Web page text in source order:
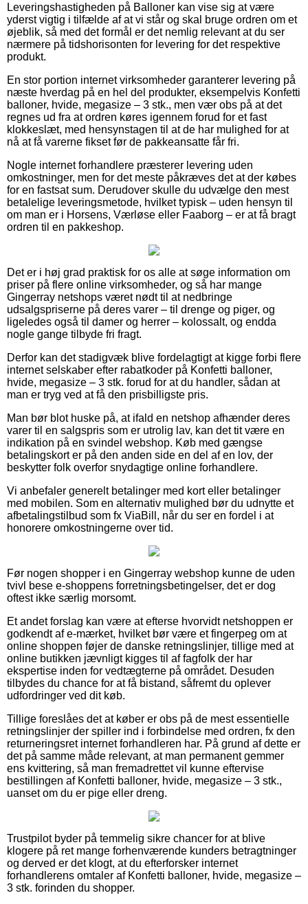
Leveringshastigheden på Balloner kan vise sig at være
yderst vigtig i tilfælde af at vi står og skal bruge ordren om et
øjeblik, så med det formål er det nemlig relevant at du ser
nærmere på tidshorisonten for levering for det respektive
produkt.
En stor portion internet virksomheder garanterer levering på
næste hverdag på en hel del produkter, eksempelvis Konfetti
balloner, hvide, megasize – 3 stk., men vær obs på at det
regnes ud fra at ordren køres igennem forud for et fast
klokkeslæt, med hensynstagen til at de har mulighed for at
nå at få varerne fikset før de pakkeansatte får fri.
Nogle internet forhandlere præsterer levering uden
omkostninger, men for det meste påkræves det at der købes
for en fastsat sum. Derudover skulle du udvælge den mest
betalelige leveringsmetode, hvilket typisk – uden hensyn til
om man er i Horsens, Værløse eller Faaborg – er at få bragt
ordren til en pakkeshop.
Det er i høj grad praktisk for os alle at søge information om
priser på flere online virksomheder, og så har mange
Gingerray netshops været nødt til at nedbringe
udsalgspriserne på deres varer – til drenge og piger, og
ligeledes også til damer og herrer – kolossalt, og endda
nogle gange tilbyde fri fragt.
Derfor kan det stadigvæk blive fordelagtigt at kigge forbi flere
internet selskaber efter rabatkoder på Konfetti balloner,
hvide, megasize – 3 stk. forud for at du handler, sådan at
man er tryg ved at få den prisbilligste pris.
Man bør blot huske på, at ifald en netshop afhænder deres
varer til en salgspris som er utrolig lav, kan det tit være en
indikation på en svindel webshop. Køb med gængse
betalingskort er på den anden side en del af en lov, der
beskytter folk overfor snydagtige online forhandlere.
Vi anbefaler generelt betalinger med kort eller betalinger
med mobilen. Som en alternativ mulighed bør du udnytte et
afbetalingstilbud som fx ViaBill, når du ser en fordel i at
honorere omkostningerne over tid.
Før nogen shopper i en Gingerray webshop kunne de uden
tvivl bese e-shoppens forretningsbetingelser, det er dog
oftest ikke særlig morsomt.
Et andet forslag kan være at efterse hvorvidt netshoppen er
godkendt af e-mærket, hvilket bør være et fingerpeg om at
online shoppen føjer de danske retningslinjer, tillige med at
online butikken jævnligt kigges til af fagfolk der har
ekspertise inden for vedtægterne på området. Desuden
tilbydes du chance for at få bistand, såfremt du oplever
udfordringer ved dit køb.
Tillige foreslåes det at køber er obs på de mest essentielle
retningslinjer der spiller ind i forbindelse med ordren, fx den
returneringsret internet forhandleren har. På grund af dette er
det på samme måde relevant, at man permanent gemmer
ens kvittering, så man fremadrettet vil kunne eftervise
bestillingen af Konfetti balloner, hvide, megasize – 3 stk.,
uanset om du er pige eller dreng.
Trustpilot byder på temmelig sikre chancer for at blive
klogere på ret mange forhenværende kunders betragtninger
og derved er det klogt, at du efterforsker internet
forhandlerens omtaler af Konfetti balloner, hvide, megasize –
3 stk. forinden du shopper.